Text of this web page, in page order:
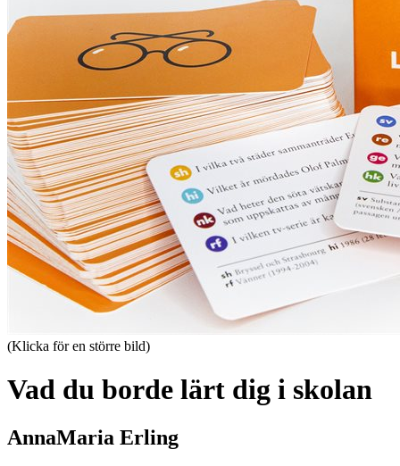
(Klicka för en större bild)
Vad du borde lärt dig i skolan
AnnaMaria Erling